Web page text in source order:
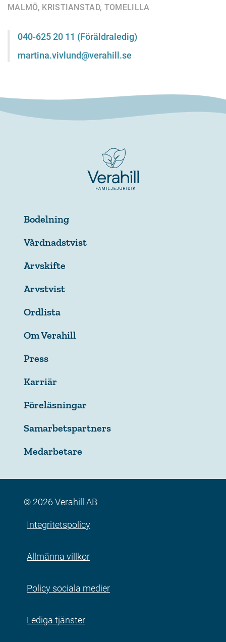
MALMÖ, KRISTIANSTAD, TOMELILLA
040-625 20 11 (Föräldraledig)
martina.vivlund@verahill.se
Bodelning
Vårdnadstvist
Arvskifte
Arvstvist
Ordlista
Om Verahill
Press
Karriär
Föreläsningar
Samarbetspartners
Medarbetare
© 2026 Verahill AB
Integritetspolicy
Allmänna villkor
Policy sociala medier
Lediga tjänster